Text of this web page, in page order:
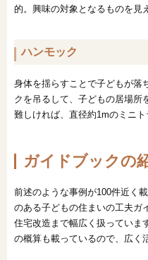
的。興味の対象となるものを見
ハンモック
身体を揺らすことで子どもが落
クを吊るして、子どもの居場所
難しければ、直径約1mのミニト
ガイドブックの
前述のような事例が100件近く
のある子どもの住まいの工夫ガ
住宅改造まで幅広く扱っていま
の概算も載っているので、広く